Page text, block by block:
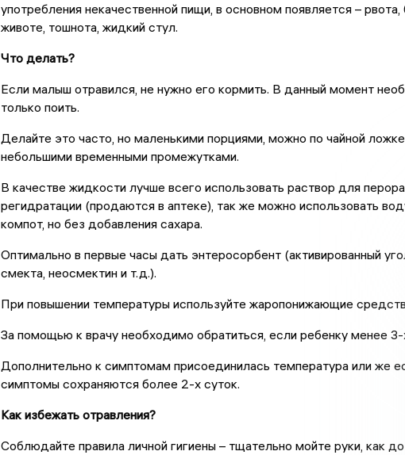
употребления некачественной пищи, в основном появляется – рвота,
животе, тошнота, жидкий стул.
Что делать?
Если малыш отравился, не нужно его кормить. В данный момент
только поить.
Делайте это часто, но маленькими порциями, можно по чайной
небольшими временными промежутками.
В качестве жидкости лучше всего использовать раствор для
регидратации (продаются в аптеке), так же можно использовать
компот, но без добавления сахара.
Оптимально в первые часы дать энтеросорбент (активированный
смекта, неосмектин и т.д.).
При повышении температуры используйте жаропонижающие
За помощью к врачу необходимо обратиться, если ребенку менее 3-
Дополнительно к симптомам присоединилась температура или же
симптомы сохраняются более 2-х суток.
Как избежать отравления?
Соблюдайте правила личной гигиены – тщательно мойте руки, как